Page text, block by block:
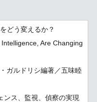
どう変えるか？
Intelligence, Are Changing
ガルドリシ編著／五味睦
ス、監視、偵察の実現